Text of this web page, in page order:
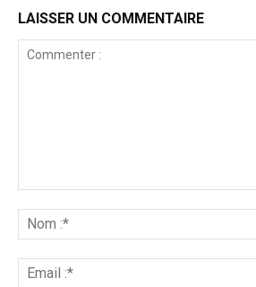
LAISSER UN COMMENTAIRE